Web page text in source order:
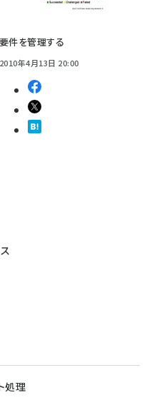
要件を管理する
2010年4月13日 20:00
処理